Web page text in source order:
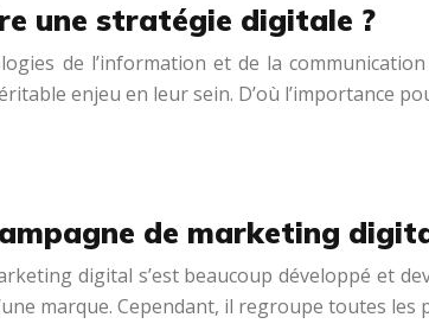
une stratégie digitale ?
de l’information et de la
enjeu en leur sein. D’où l’importance
de marketing
digital s’est beaucoup développé et
marque. Cependant, il regroupe toutes les